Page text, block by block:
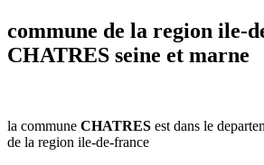
marne
communes
communes
val
commune de la region ile-
CHATRES seine et marne
la commune CHATRES est dans le
de la region ile-de-france